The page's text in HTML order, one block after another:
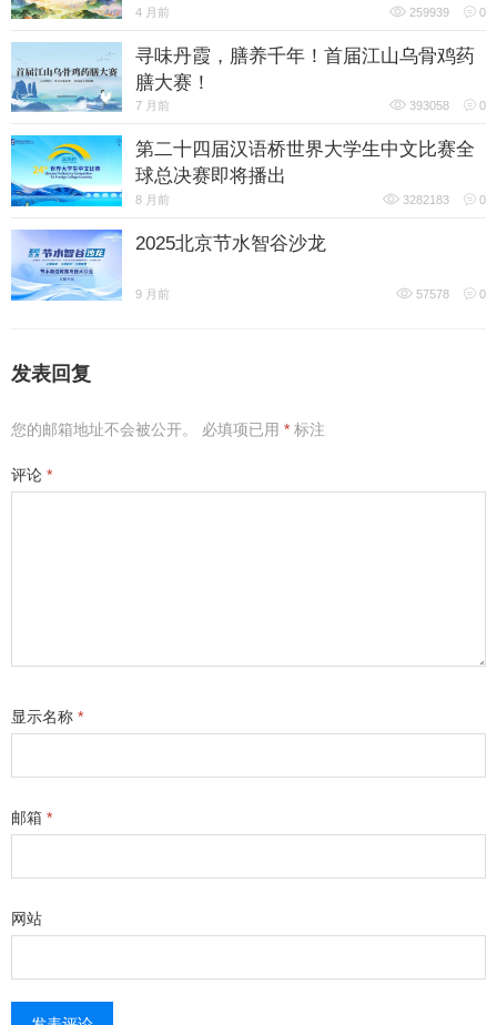
4 月前 259939 0
寻味丹霞，膳养千年！首届江山乌骨鸡药
膳大赛！
7 月前 393058 0
第二十四届汉语桥世界大学生中文比赛全
球总决赛即将播出
8 月前 3282183 0
2025北京节水智谷沙龙
9 月前 57578 0
发表回复
您的邮箱地址不会被公开。 必填项已用 * 标注
评论 *
显示名称 *
邮箱 *
网站